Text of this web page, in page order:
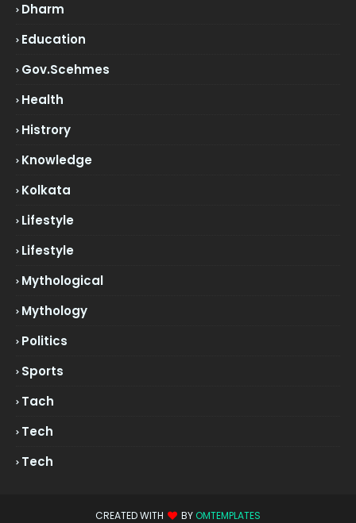
Dharm
Education
Gov.scehmes
Health
Histrory
Knowledge
Kolkata
Lifestyle
Lifestyle
Mythological
Mythology
Politics
Sports
Tach
Tech
Tech
CREATED WITH BY OMTEMPLATES